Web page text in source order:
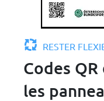
RESTER
Codes
les